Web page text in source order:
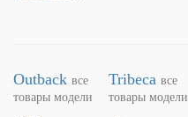
Outback все
товары модели
Tribeca все
товары модели